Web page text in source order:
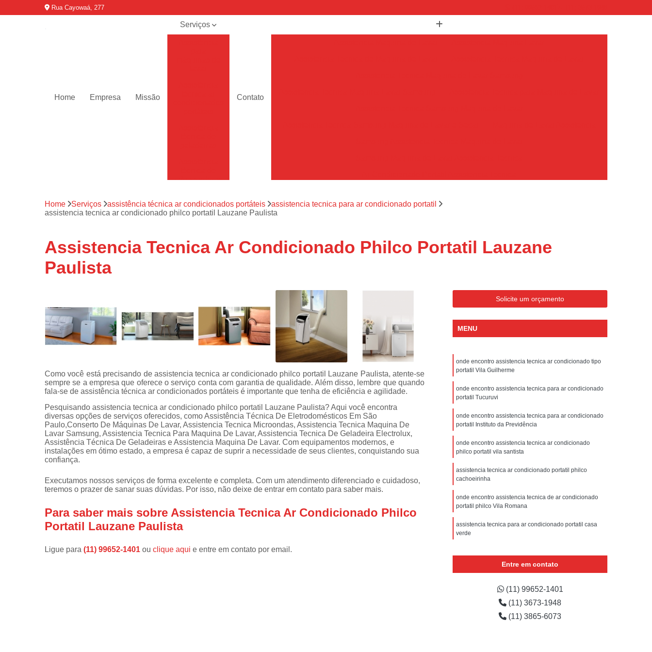
Rua Cayowaá, 277
Home Empresa Missão
Serviços
refrigeradores
técnica de
secadoras
fogão
máquinas de
lavar
Consertos de
adega
expositoras
Instalação de
Instalação de
máquinas de
lavar roupa
Instalações de
de fogão
em freezer
Contato
Assistencia Tecnica Ar Condicionado Portatil
Assistencia Tecnica Ar Condicionado Portatil Philco
Assistencia Tecnica de Ar Condicionado Portatil Philco
Assistencia Tecnica em Ar Condicionado Portatil
Assistencia Tecnica para Ar Condicionado Portatil
Assistencia Tecnica de Geladeira Electrolux
Assistencia Tecnica Electrolux Geladeira
Assistencia Tecnica Geladeira
Assistencia Tecnica Geladeira Electrolux
Assistencia Tecnica Resfriar Geladeira
Electrolux Assistencia Tecnica Geladeira
Electrolux Geladeira Assistencia Tecnica
Geladeira Assistencia Tecnica
Geladeira Electrolux Assistencia Tecnica
Assistencia Tecnica de Refrigerador Electrolux
Assistencia Tecnica Electrolux Refrigerador
Assistencia Tecnica Refrigerador
Assistencia Tecnica Refrigerador com Defeito
Assistencia Tecnica Refrigerador com Problema
Assistencia Tecnica Refrigerador Não Liga
Refrigerador Assistencia Tecnica
Refrigerador Electrolux Assistencia Tecnica
Assistencia Tecnica Maquina Secadora
Assistencia Tecnica para Secadora
Assistencia Tecnica Samsung Lavadora e Secadora
Assistencia Tecnica Secadora
Assistencia Tecnica Secadora Samsung
Assistencia Tecnica de Fogão
Assistencia Tecnica Fogão
Home Serviços assistência técnica ar condicionados portáteis
assistencia tecnica para ar condicionado portatil
assistencia tecnica ar condicionado philco portatil Lauzane Paulista
Assistencia Tecnica Ar Condicionado Philco Portatil Lauzane
Paulista
Como você está precisando de assistencia tecnica ar condicionado philco portatil Lauzane Paulista, atente-se
sempre se a empresa que oferece o serviço conta com garantia de qualidade. Além disso, lembre que quando
fala-se de assistência técnica ar condicionados portáteis é importante que tenha de eficiência e agilidade.
Pesquisando assistencia tecnica ar condicionado philco portatil Lauzane Paulista? Aqui você encontra
diversas opções de serviços oferecidos, como Assistência Técnica De Eletrodomésticos Em São
Paulo,Conserto De Máquinas De Lavar, Assistencia Tecnica Microondas, Assistencia Tecnica Maquina De
Lavar Samsung, Assistencia Tecnica Para Maquina De Lavar, Assistencia Tecnica De Geladeira Electrolux,
Assistência Técnica De Geladeiras e Assistencia Maquina De Lavar. Com equipamentos modernos, e
instalações em ótimo estado, a empresa é capaz de suprir a necessidade de seus clientes, conquistando sua
confiança.
Executamos nossos serviços de forma excelente e completa. Com um atendimento diferenciado e cuidadoso,
teremos o prazer de sanar suas dúvidas. Por isso, não deixe de entrar em contato para saber mais.
Para saber mais sobre Assistencia Tecnica Ar Condicionado Philco
Portatil Lauzane Paulista
Ligue para (11) 99652-1401 ou clique aqui e entre em contato por email.
Solicite um orçamento
MENU
onde encontro assistencia tecnica ar condicionado tipo
portatil Vila Guilherme
onde encontro assistencia tecnica para ar condicionado
portatil Tucuruvi
onde encontro assistencia tecnica para ar condicionado
portatil Instituto da Previdência
onde encontro assistencia tecnica ar condicionado
philco portatil vila santista
assistencia tecnica ar condicionado portatil philco
cachoeirinha
onde encontro assistencia tecnica de ar condicionado
portatil philco Vila Romana
assistencia tecnica para ar condicionado portatil casa
verde
philco portatil Vila Barreto
assistencia tecnica de ar condicionado portatil vila santa
Entre em contato
(11) 99652-1401
(11) 3673-1948
(11) 3865-6073